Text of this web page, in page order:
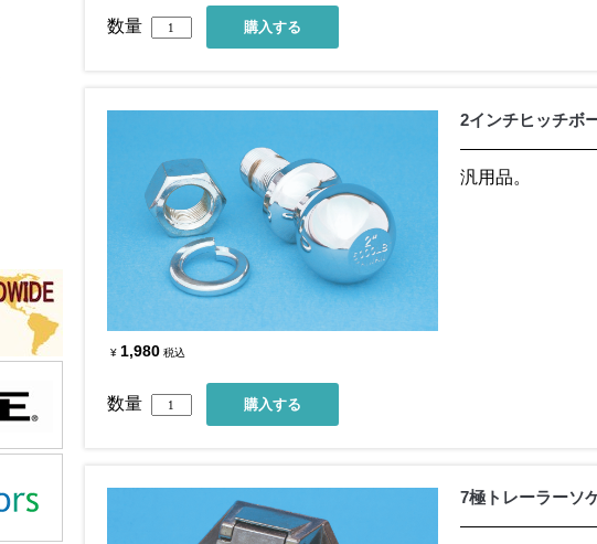
数量
2インチヒッチボ
汎用品。
¥ 1,980 税込
数量
7極トレーラーソ